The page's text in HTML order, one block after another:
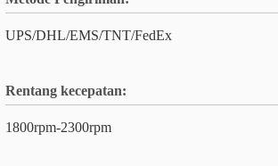
UPS/DHL/EMS/TNT/FedEx
Rentang kecepatan:
1800rpm-2300rpm